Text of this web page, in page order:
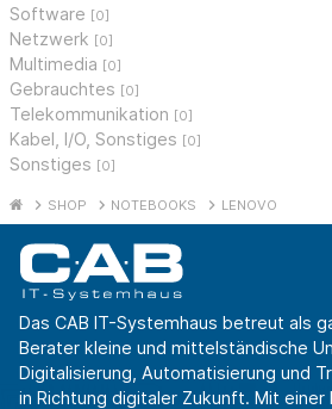
Software [0]
Netzwerk [0]
Multimedia [0]
Gebrauchtes [0]
Telekommunikation [0]
Kabel, I/O, Sonstiges [0]
Sonstiges [0]
SHOP NOTEBOOKS LENOVO
Das CAB IT-Systemhaus betreut als
Berater kleine und mittelständische
Digitalisierung, Automatisierung und
in Richtung digitaler Zukunft. Mit